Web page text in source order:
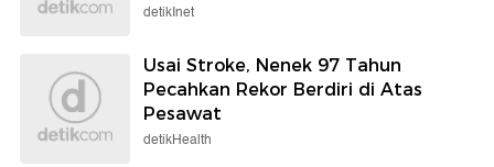
detikInet
Usai Stroke, Nenek 97 Tahun
Pecahkan Rekor Berdiri di Atas
Pesawat
detikHealth